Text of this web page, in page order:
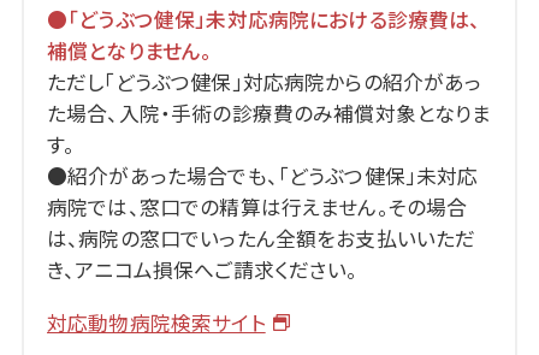
●「どうぶつ健保」未対応病院における診療費は、
補償となりません。
ただし「どうぶつ健保」対応病院からの紹介があっ
た場合、入院・手術の診療費のみ補償対象となりま
す。
●紹介があった場合でも、「どうぶつ健保」未対応
病院では、窓口での精算は行えません。その場合
は、病院の窓口でいったん全額をお支払いいただ
き、アニコム損保へご請求ください。
対応動物病院検索サイト